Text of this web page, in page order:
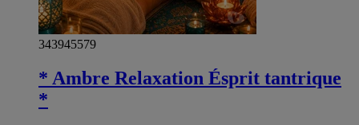
343945579
* Ambre Relaxation Ésprit tantrique
*